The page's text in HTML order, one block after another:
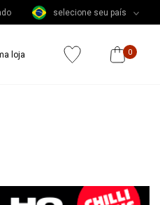
selecione seu país
loja 0